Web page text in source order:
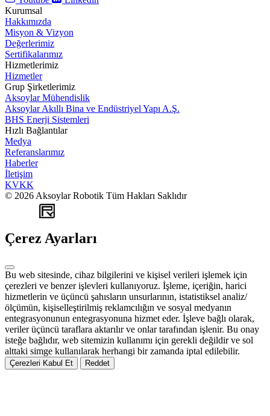
Kurumsal
Hakkımızda
Misyon & Vizyon
Değerlerimiz
Sertifikalarımız
Hizmetlerimiz
Hizmetler
Grup Şirketlerimiz
Aksoylar Mühendislik
Aksoylar Akıllı Bina ve Endüstriyel Yapı A.Ş.
BHS Enerji Sistemleri
Hızlı Bağlantılar
Medya
Referanslarımız
Haberler
İletişim
KVKK
© 2026 Aksoylar Robotik Tüm Hakları Saklıdır
Çerez Ayarları
Bu web sitesinde, cihaz bilgilerini ve kişisel verileri işlemek için
çerezleri ve benzer işlevleri kullanıyoruz. İşleme, içeriğin, harici
hizmetlerin ve üçüncü şahısların unsurlarının, istatistiksel analiz/
ölçümün, kişiselleştirilmiş reklamcılığın ve sosyal medyanın
entegrasyonunun entegrasyonuna hizmet eder. İşleve bağlı olarak,
veriler üçüncü taraflara aktarılır ve onlar tarafından işlenir. Bu onay
isteğe bağlıdır, web sitemizin kullanımı için gerekli değildir ve sol
alttaki simge kullanılarak herhangi bir zamanda iptal edilebilir.
Çerezleri Kabul Et Reddet